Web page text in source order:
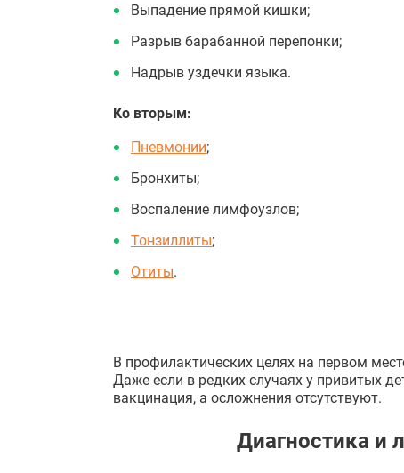
Выпадение прямой кишки;
Разрыв барабанной перепонки;
Надрыв уздечки языка.
Ко вторым:
Пневмонии;
Бронхиты;
Воспаление лимфоузлов;
Тонзиллиты;
Отиты.
В профилактических целях на первом
Даже если в редких случаях у привитых
вакцинация, а осложнения отсутствуют.
Диагностика и